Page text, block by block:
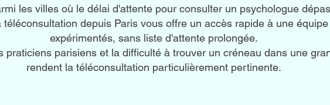
les villes où le délai d'attente pour consulter un psychologue
téléconsultation depuis Paris vous offre un accès rapide à une
expérimentés, sans liste d'attente prolongée.
praticiens parisiens et la difficulté à trouver un créneau dans une
rendent la téléconsultation particulièrement pertinente.